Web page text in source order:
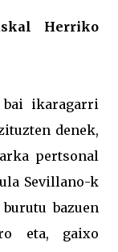
Herriko
ikaragarri
denek,
pertsonal
Sevillano-k
bazuen
eta, gaixo